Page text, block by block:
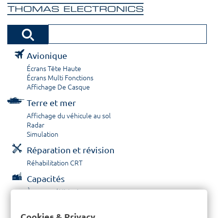
Avionique
Écrans Tête Haute
Écrans Multi Fonctions
Affichage De Casque
Terre et mer
Affichage du véhicule au sol
Radar
Simulation
Réparation et révision
Réhabilitation CRT
Capacités
À propos / Historique